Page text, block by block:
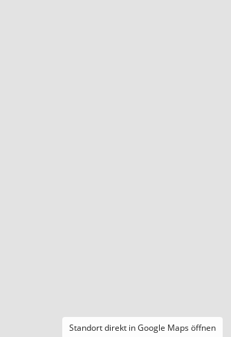
Standort direkt in Google Maps öffnen